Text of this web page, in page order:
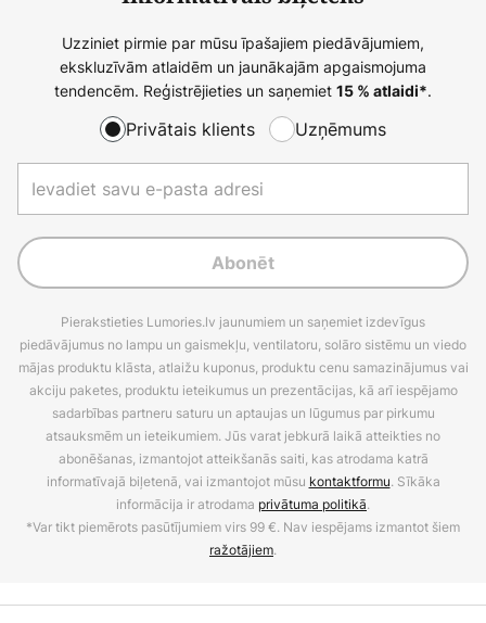
Uzziniet pirmie par mūsu īpašajiem piedāvājumiem,
ekskluzīvām atlaidēm un jaunākajām apgaismojuma
tendencēm. Reģistrējieties un saņemiet 15 % atlaidi*.
Privātais klients Uzņēmums
Abonēt
Pierakstieties Lumories.lv jaunumiem un saņemiet izdevīgus
piedāvājumus no lampu un gaismekļu, ventilatoru, solāro sistēmu un viedo
mājas produktu klāsta, atlaižu kuponus, produktu cenu samazinājumus vai
akciju paketes, produktu ieteikumus un prezentācijas, kā arī iespējamo
sadarbības partneru saturu un aptaujas un lūgumus par pirkumu
atsauksmēm un ieteikumiem. Jūs varat jebkurā laikā atteikties no
abonēšanas, izmantojot atteikšanās saiti, kas atrodama katrā
informatīvajā biļetenā, vai izmantojot mūsu kontaktformu. Sīkāka
informācija ir atrodama privātuma politikā.
*Var tikt piemērots pasūtījumiem virs 99 €. Nav iespējams izmantot šiem
ražotājiem.